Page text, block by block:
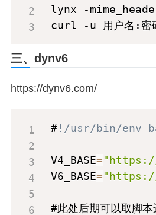
lynx -
curl -u 用户名:密
三、dynv6
https://dynv6.com/
#!/usr/bin/env
V4_BASE="https://
V6_BASE="https://
#此处后期可以取脚本